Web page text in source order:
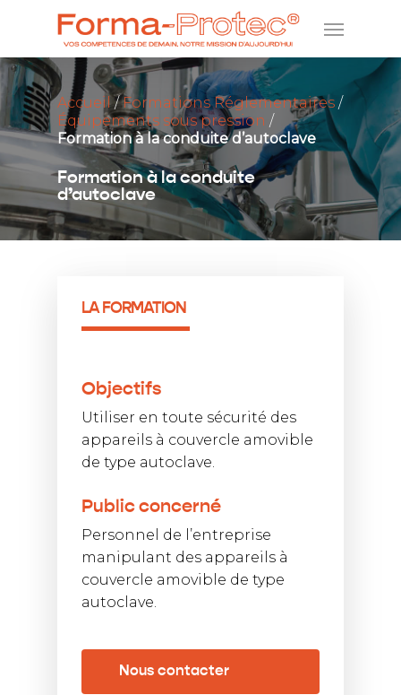
Accueil/Formations Réglementaires /
Équipements sous pression /
Formation à la conduite d’autoclave
Formation à la conduite
d’autoclave
LA FORMATION
Objectifs
Utiliser en toute sécurité des
appareils à couvercle amovible
de type autoclave.
Public concerné
Personnel de l’entreprise
manipulant des appareils à
couvercle amovible de type
autoclave.
Nous contacter